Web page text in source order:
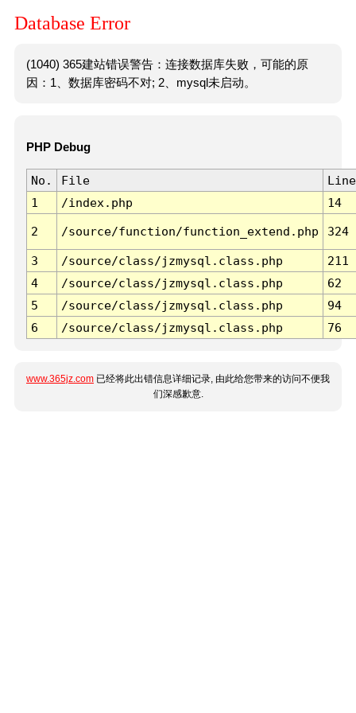
Database Error
(1040) 365建站错误警告：连接数据库失败，可能的原
因：1、数据库密码不对; 2、mysql未启动。
PHP Debug
No. File
Line
1
/index.php 14
2 /source/function/function_extend.php 324
3 /source/class/jzmysql.class.php
211
4
/source/class/jzmysql.class.php
62
5
/source/class/jzmysql.class.php
94
6
/source/class/jzmysql.class.php 76
www.365jz.com 已经将此出错信息详细记录, 由此给您带来的访问不便我
们深感歉意.